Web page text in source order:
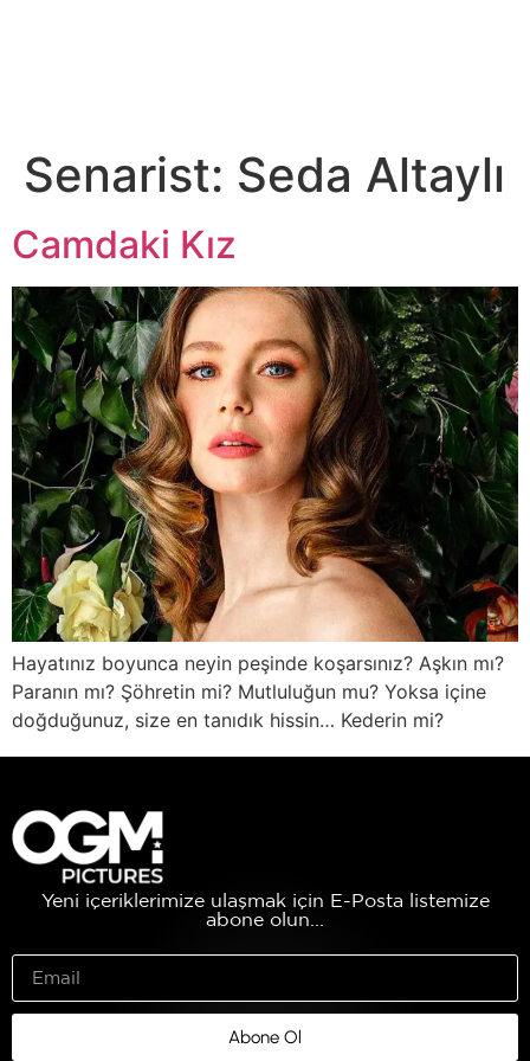
Senarist: Seda Altaylı
Camdaki Kız
Hayatınız boyunca neyin peşinde koşarsınız? Aşkın mı?
Paranın mı? Şöhretin mi? Mutluluğun mu? Yoksa içine
doğduğunuz, size en tanıdık hissin… Kederin mi?
Yeni içeriklerimize ulaşmak için E-Posta listemize
abone olun...
Abone Ol